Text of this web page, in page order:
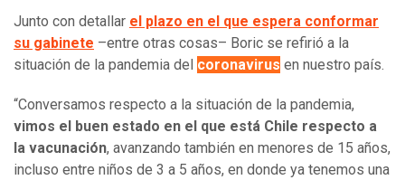
Junto con detallar el plazo en el que espera conformar
su gabinete –entre otras cosas– Boric se refirió a la
situación de la pandemia del coronavirus en nuestro país.
“Conversamos respecto a la situación de la pandemia,
vimos el buen estado en el que está Chile respecto a
la vacunación, avanzando también en menores de 15 años,
incluso entre niños de 3 a 5 años, en donde ya tenemos una